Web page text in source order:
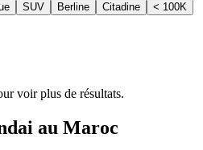
SUV Berline Citadine
< 100K
voir plus de résultats.
au Maroc